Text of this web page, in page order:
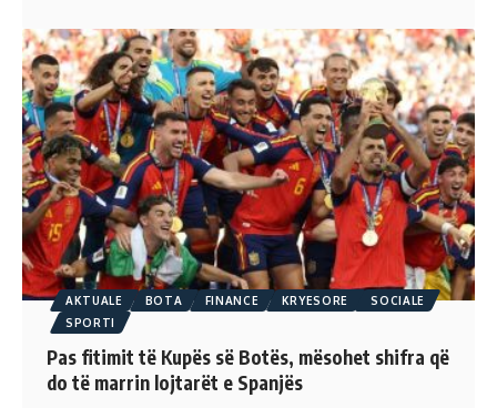
AKTUALE BOTA FINANCE KRYESORE
SOCIALE
SPORTI
Pas fitimit të Kupës së Botës, mësohet shifra që
do të marrin lojtarët e Spanjës